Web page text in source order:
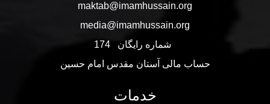
maktab@imamhussain.org
media@imamhussain.org
شماره رایگان
174
حساب مالی آستان مقدس امام حسین
خدمات